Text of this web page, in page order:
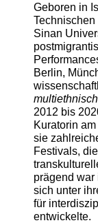
Geboren in
Sinan
Berlin,
2012 bis
Kuratorin
sie
Festivals,
prägend war
sich unter
für
entwickelte.